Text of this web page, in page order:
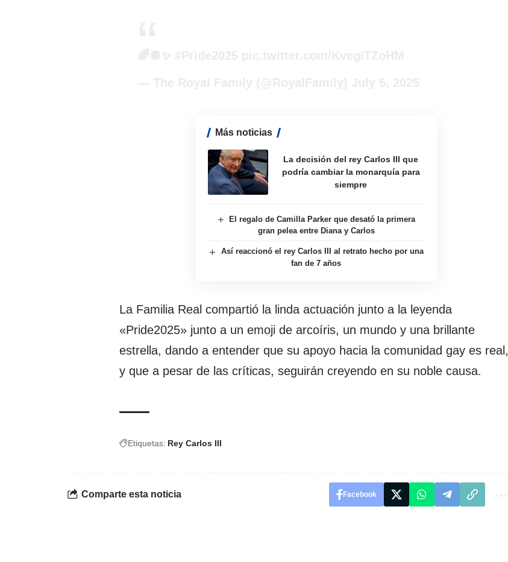
Más noticias
La decisión del rey Carlos III que
podría cambiar la monarquía para
siempre
El regalo de Camilla Parker que desató la primera
gran pelea entre Diana y Carlos
Así reaccionó el rey Carlos III al retrato hecho por una
fan de 7 años
La Familia Real compartió la linda actuación junto a la leyenda
«Pride2025» junto a un emoji de arcoíris, un mundo y una brillante
estrella, dando a entender que su apoyo hacia la comunidad gay es real,
y que a pesar de las críticas, seguirán creyendo en su noble causa.
Etiquetas: Rey Carlos III
Comparte esta noticia Facebook